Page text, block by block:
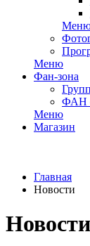
Меню
Фан-зона
ФАН
Меню
Магазин
Главная
Новости
Новости